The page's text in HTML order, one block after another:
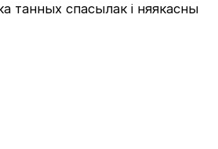
танных спасылак і няякасны